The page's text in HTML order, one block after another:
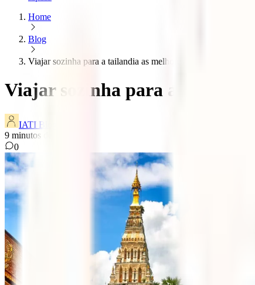
Home
Blog
Viajar sozinha para a tailandia as melhores dicas
Viajar sozinha para a
IATI Blog
9 minutos de leitura
0